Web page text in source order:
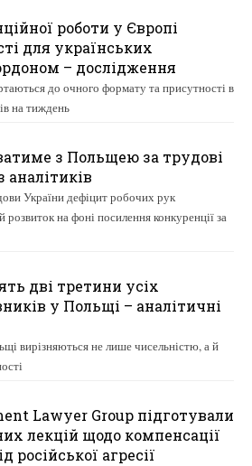
роботи у Європі
для українських
– дослідження
до очного формату та присутності в
на тиждень
з Польщею за трудові
аналітиків
України дефіцит робочих рук
на фоні посилення конкуренції за
дві третини усіх
у Польщі – аналітичні
вирізняються не лише чисельністю, а й
Lawyer Group підготували
лекцій щодо компенсації
російської агресії